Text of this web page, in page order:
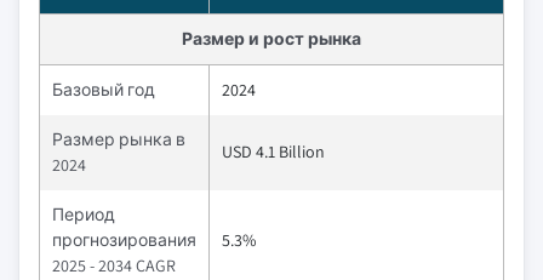
Размер и рост рынка
Базовый год 2024
Размер рынка в
2024
USD 4.1 Billion
Период
прогнозирования
2025 - 2034 CAGR
5.3%